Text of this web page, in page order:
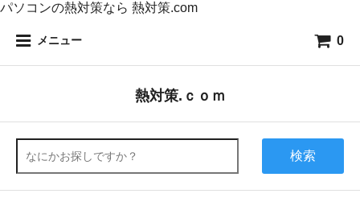
パソコンの熱対策なら 熱対策.com
メニュー 0
熱対策.ｃｏｍ
検索